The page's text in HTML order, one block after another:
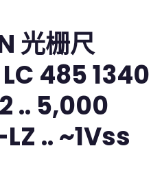
光栅尺
485 1340
.. 5,000
.. ~1Vss